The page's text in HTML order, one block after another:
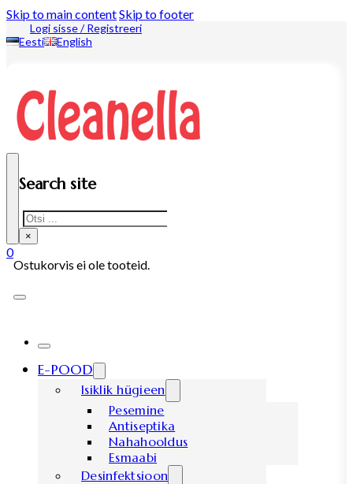
Skip to main contentSkip to footer
Logi sisse / Registreeri
Eesti
English
Search site
Search
×
0
Ostukorvis ei ole tooteid.
E-POOD
Isiklik hügieen
Pesemine
Antiseptika
Nahahooldus
Esmaabi
Desinfektsioon